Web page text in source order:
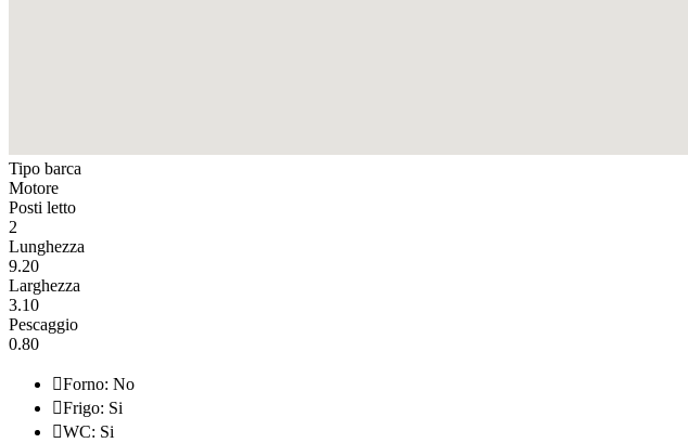
Tipo barca
Motore
Posti letto
2
Lunghezza
9.20
Larghezza
3.10
Pescaggio
0.80
Forno: No
Frigo: Si
WC: Si